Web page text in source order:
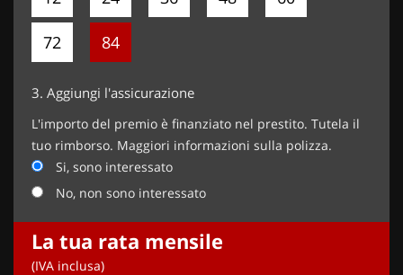
72 84
3. Aggiungi l'assicurazione
L'importo del premio è finanziato nel prestito. Tutela il
tuo rimborso. Maggiori informazioni sulla polizza.
Si, sono interessato
No, non sono interessato
La tua rata mensile
(IVA inclusa)